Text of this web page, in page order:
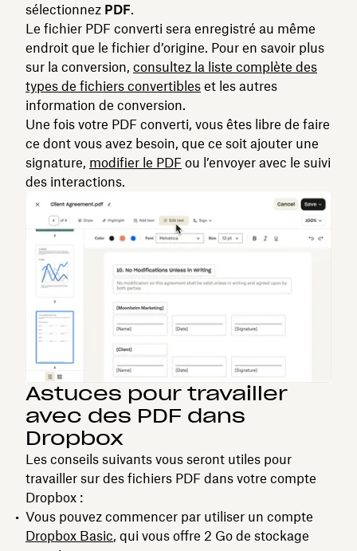
sélectionnez PDF.
Le fichier PDF converti sera enregistré au même
endroit que le fichier d’origine. Pour en savoir plus
sur la conversion, consultez la liste complète des
types de fichiers convertibles et les autres
information de conversion.
Une fois votre PDF converti, vous êtes libre de faire
ce dont vous avez besoin, que ce soit ajouter une
signature, modifier le PDF ou l’envoyer avec le suivi
des interactions.
Astuces pour travailler
avec des PDF dans
Dropbox
Les conseils suivants vous seront utiles pour
travailler sur des fichiers PDF dans votre compte
Dropbox :
Vous pouvez commencer par utiliser un compte
Dropbox Basic, qui vous offre 2 Go de stockage